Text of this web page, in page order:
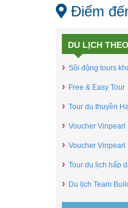
Điểm
DU LỊCH
› Sôi động tours
› Free & Easy Tour
› Tour du thuyền
› Voucher Vinpearl
› Voucher Vinpearl
› Tour du lịch hấp
› Du lịch Team